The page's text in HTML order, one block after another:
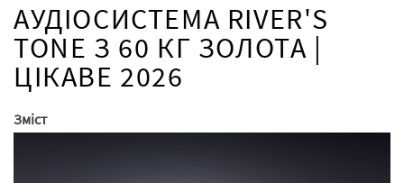
АУДІОСИСТЕМА RIVER'S
TONE З 60 КГ ЗОЛОТА |
ЦІКАВЕ 2026
Зміст